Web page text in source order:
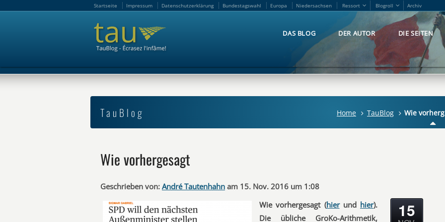
Startseite Impressum Datenschutzerklärung Bundestagswahl Europa Niedersachsen Ressort Blogroll Archiv
DAS BLOG DER AUTOR DIE SEITEN
TauBlog Home TauBlog Wie
Wie vorhergesagt
Geschrieben von: André Tautenhahn am 15. Nov. 2016 um 1:08
Wie vorhergesagt (hierund hier).
Die übliche GroKo-Arithmetik,
15
Startseite Impressum Datenschutzerklärung Bundestagswahl Europa Niedersachsen Ressort Blogroll Archiv
DAS BLOG DER AUTOR DIE SEITEN